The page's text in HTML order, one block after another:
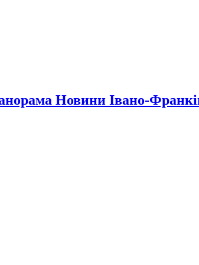
Новини Івано-